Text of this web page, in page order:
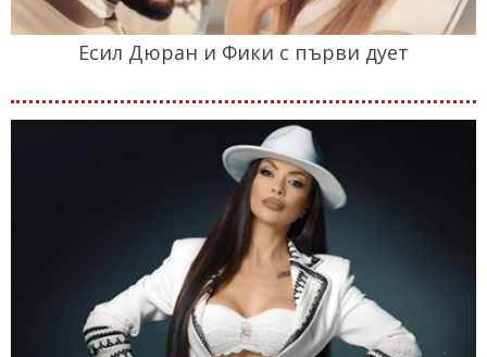
Есил Дюран и Фики с първи дует